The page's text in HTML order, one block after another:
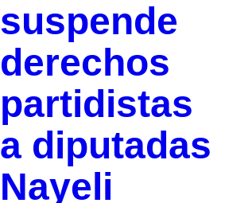
suspende
derechos
partidistas
a diputadas
Nayeli